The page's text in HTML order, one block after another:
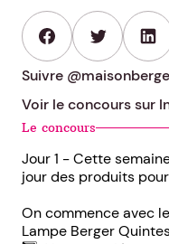
Suivre
Voir le concours sur
Le concours
Jour 1 - Cette
jour des produits
On commence avec
Lampe Berger